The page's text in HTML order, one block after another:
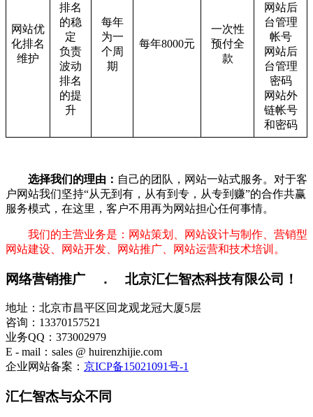
网站优
化排名
维护
排名
的稳
定
负责
波动
排名
的提
升
每年
为一
个周
期
每年8000元
一次性
预付全
款
网站后
台管理
帐号
网站后
台管理
密码
网站外
链帐号
和密码
选择我们的理由： 自己的团队，网站一站式服务。对于客
户网站我们坚持“从无到有，从有到专，从专到赚”的合作共赢
服务模式，在这里，客户不用再为网站担心任何事情。
我们的主营业务是：网站策划、网站设计与制作、营销型
网站建设、网站开发、网站推广、网站运营和技术培训。
网络营销推广 ． 北京汇仁智杰科技有限公司！
地址：北京市昌平区回龙观龙冠大厦5层
咨询：13370157521
业务QQ：373002979
E - mail：sales @ huirenzhijie.com
企业网站备案： 京ICP备15021091号-1
汇仁智杰与众不同